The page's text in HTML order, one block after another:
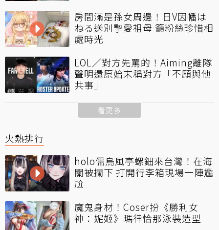
房間滿是孫女周邊！日V因幡は
ねる送別摯愛祖母 籲粉絲珍惜相
處時光
LOL／對方先罵的！Aiming離隊
聲明還原始末稱對方「不願與他
共事」
看更多
火熱排行
holo儒烏風亭螺鈿來台灣！在海
關被攔下 打開行李箱現場一陣尷
尬
魔鬼身材！Coser扮《勝利女
神：妮姬》瑪律恰那泳裝造型